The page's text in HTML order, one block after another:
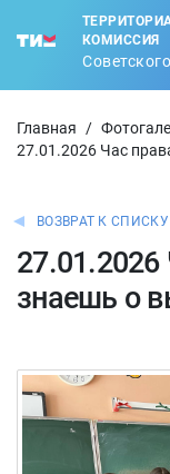
КОМИССИЯ
Главная /
27.01.2026 Час
ВОЗВРАТ К СПИСКУ
знаешь о